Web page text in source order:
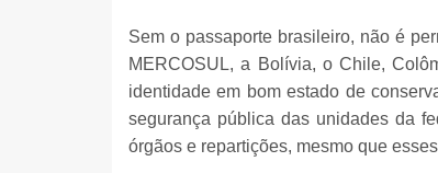
Sem o passaporte brasileiro, não é
MERCOSUL, a Bolívia, o Chile,
identidade em bom estado de
segurança pública das unidades da
órgãos e repartições, mesmo que